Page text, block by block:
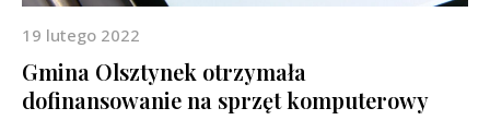
19 lutego 2022
Gmina Olsztynek otrzymała
dofinansowanie na sprzęt komputerowy